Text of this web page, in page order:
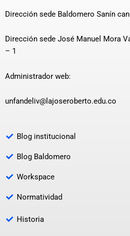
Dirección sede Baldomero Sanín
Dirección sede José Manuel Mora
– 1
Administrador web:
unfandeliv@lajoseroberto.edu.co
Blog institucional
Blog Baldomero
Workspace
Normatividad
Historia